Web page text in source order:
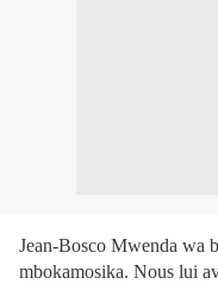
Jean-Bosco Mwenda wa
mbokamosika. Nous lui